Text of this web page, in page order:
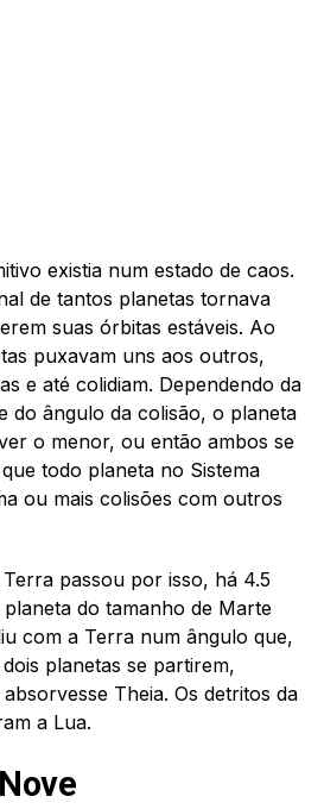
existia num estado de caos.
de tantos planetas tornava
suas órbitas estáveis. Ao
puxavam uns aos outros,
e até colidiam. Dependendo da
do ângulo da colisão, o planeta
o menor, ou então ambos se
todo planeta no Sistema
ou mais colisões com outros
passou por isso, há 4.5
do tamanho de Marte
com a Terra num ângulo que,
planetas se partirem,
Theia. Os detritos da
a Lua.